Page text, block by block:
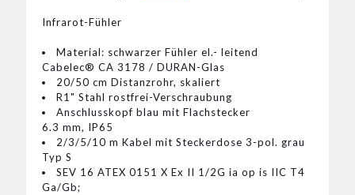
Infrarot-Fühler
Material: schwarzer Fühler el.- leitend
Cabelec® CA 3178 / DURAN-Glas
20/50 cm Distanzrohr, skaliert
R1" Stahl rostfrei-Verschraubung
Anschlusskopf blau mit Flachstecker
6.3 mm, IP65
2/3/5/10 m Kabel mit Steckerdose 3-pol. grau
Typ S
SEV 16 ATEX 0151 X Ex II 1/2G ia op is IIC T4
Ga/Gb;